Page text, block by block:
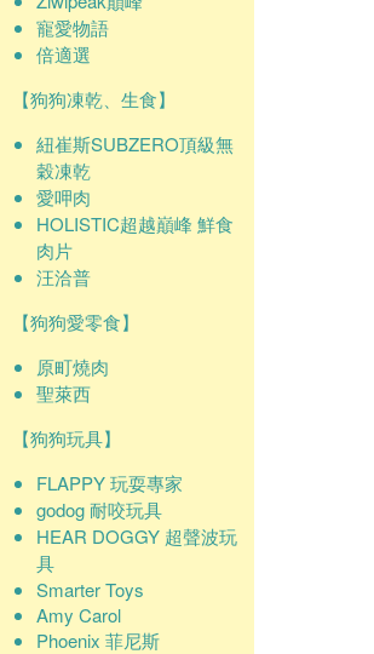
寵愛物語
倍適選
【狗狗凍乾、生食】
紐崔斯SUBZERO頂級無
穀凍乾
愛呷肉
HOLISTIC超越巔峰 鮮食
肉片
汪洽普
【狗狗愛零食】
原町燒肉
聖萊西
【狗狗玩具】
FLAPPY 玩耍專家
godog 耐咬玩具
HEAR DOGGY 超聲波玩
具
Smarter Toys
Amy Carol
Phoenix 菲尼斯